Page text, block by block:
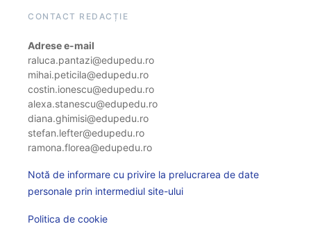
CONTACT REDACȚIE
Adrese e-mail
raluca.pantazi@edupedu.ro
mihai.peticila@edupedu.ro
costin.ionescu@edupedu.ro
alexa.stanescu@edupedu.ro
diana.ghimisi@edupedu.ro
stefan.lefter@edupedu.ro
ramona.florea@edupedu.ro
Notă de informare cu privire la prelucrarea de date
personale prin intermediul site-ului
Politica de cookie